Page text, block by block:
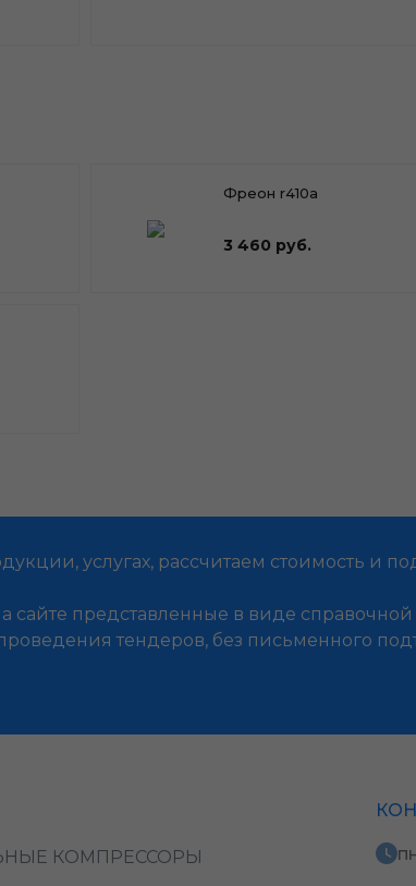
Фреон r410a
3 460 руб.
услугах, рассчитаем стоимость и
сайте представленные в виде
тендеров, без письменного
КОМПРЕССОРЫ